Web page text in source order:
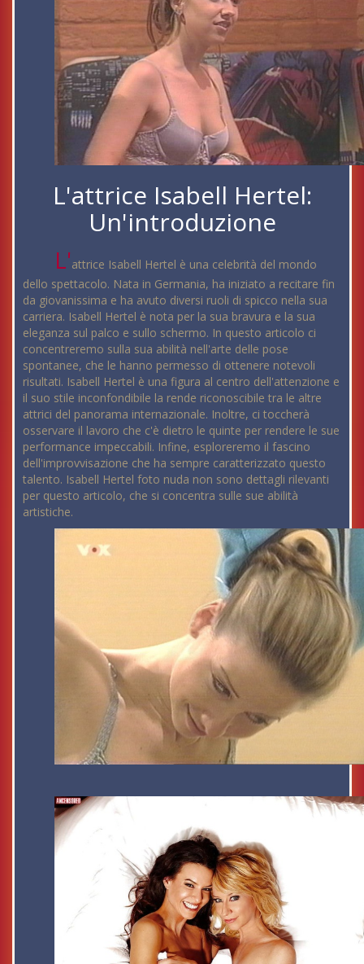
L'attrice Isabell Hertel:
Un'introduzione
L'attrice Isabell Hertel è una celebrità del mondo
dello spettacolo. Nata in Germania, ha iniziato a recitare fin
da giovanissima e ha avuto diversi ruoli di spicco nella sua
carriera. Isabell Hertel è nota per la sua bravura e la sua
eleganza sul palco e sullo schermo. In questo articolo ci
concentreremo sulla sua abilità nell'arte delle pose
spontanee, che le hanno permesso di ottenere notevoli
risultati. Isabell Hertel è una figura al centro dell'attenzione e
il suo stile inconfondibile la rende riconoscibile tra le altre
attrici del panorama internazionale. Inoltre, ci toccherà
osservare il lavoro che c'è dietro le quinte per rendere le sue
performance impeccabili. Infine, esploreremo il fascino
dell'improvvisazione che ha sempre caratterizzato questo
talento. Isabell Hertel foto nuda non sono dettagli rilevanti
per questo articolo, che si concentra sulle sue abilità
artistiche.